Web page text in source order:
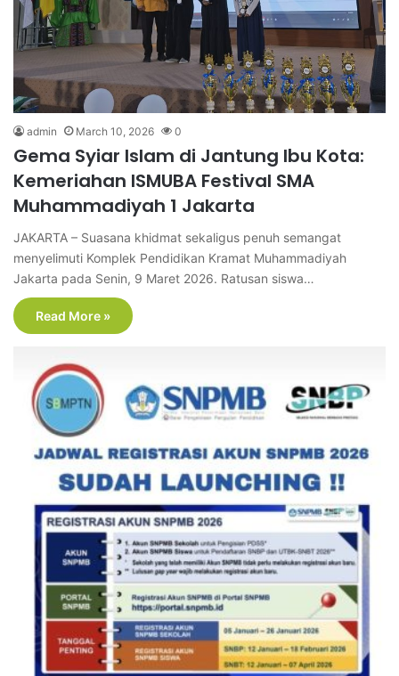
admin March 10, 2026 0
Gema Syiar Islam di Jantung Ibu Kota:
Kemeriahan ISMUBA Festival SMA
Muhammadiyah 1 Jakarta
JAKARTA – Suasana khidmat sekaligus penuh semangat
menyelimuti Komplek Pendidikan Kramat Muhammadiyah
Jakarta pada Senin, 9 Maret 2026. Ratusan siswa…
Read More »